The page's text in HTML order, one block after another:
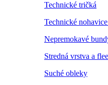
Technické tričká
Technické
Nepremokavé
Stredná vrstva a
Suché obleky